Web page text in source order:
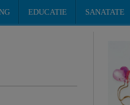
EDUCATIE SANATATE